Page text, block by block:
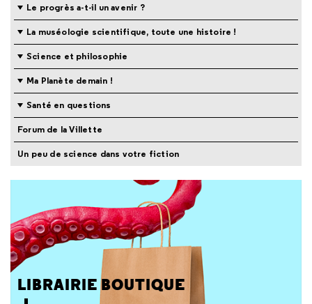
Le progrès a-t-il un avenir ?
La muséologie scientifique, toute une histoire !
Science et philosophie
Ma Planète demain !
Santé en questions
Forum de la Villette
Un peu de science dans votre fiction
LIBRAIRIE BOUTIQUE